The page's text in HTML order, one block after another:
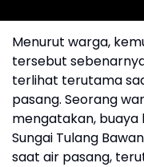
Menurut warga,
tersebut
terlihat terutama
pasang. Seorang
mengatakan, buaya
Sungai Tulang
saat air pasang,